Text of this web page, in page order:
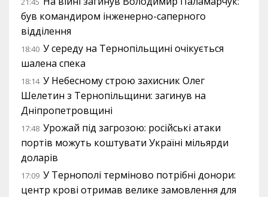
був командиром інженерно-саперного
відділення
18:40 У середу на Тернопільщині очікується
шалена спека
18:14 У Небесному строю захисник Олег
Шелетин з Тернопільщини: загинув на
Дніпропетровщині
17:48 Урожай під загрозою: російські атаки
портів можуть коштувати Україні мільярди
доларів
17:09 У Тернополі терміново потрібні донори:
центр крові отримав велике замовлення для